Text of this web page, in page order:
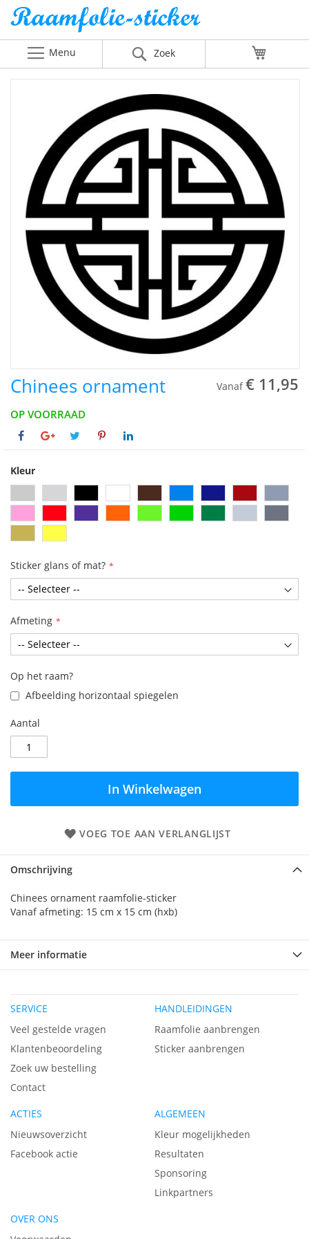
Menu Zoek
Chinees ornament Vanaf € 11,95
OP VOORRAAD
Kleur
Sticker glans of mat?
Afmeting
Op het raam?
Afbeelding horizontaal spiegelen
Aantal
In Winkelwagen
VOEG TOE AAN VERLANGLIJST
Omschrijving
Chinees ornament raamfolie-sticker
Vanaf afmeting: 15 cm x 15 cm (hxb)
Meer informatie
SERVICE
Veel gestelde vragen
Klantenbeoordeling
Zoek uw bestelling
Contact
HANDLEIDINGEN
Raamfolie aanbrengen
Sticker aanbrengen
ACTIES
Nieuwsoverzicht
Facebook actie
ALGEMEEN
Kleur mogelijkheden
Resultaten
Sponsoring
Linkpartners
OVER ONS